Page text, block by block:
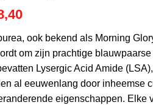
Huidige
is:
€8,40.
ook bekend als Morning
om zijn prachtige
Lysergic Acid Amide
al eeuwenlang door inheemse
eigenschappen. Elke